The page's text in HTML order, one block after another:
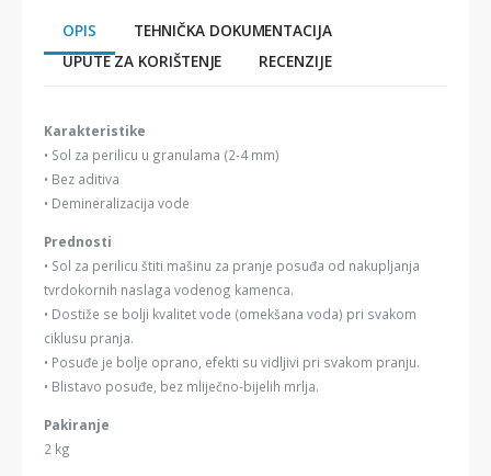
OPIS
TEHNIČKA DOKUMENTACIJA
UPUTE ZA KORIŠTENJE
RECENZIJE
Karakteristike
• Sol za perilicu u granulama (2-4 mm)
• Bez aditiva
• Demineralizacija vode
Prednosti
• Sol za perilicu štiti mašinu za pranje posuđa od nakupljanja
tvrdokornih naslaga vodenog kamenca.
• Dostiže se bolji kvalitet vode (omekšana voda) pri svakom
ciklusu pranja.
• Posuđe je bolje oprano, efekti su vidljivi pri svakom pranju.
• Blistavo posuđe, bez mliječno-bijelih mrlja.
Pakiranje
2 kg